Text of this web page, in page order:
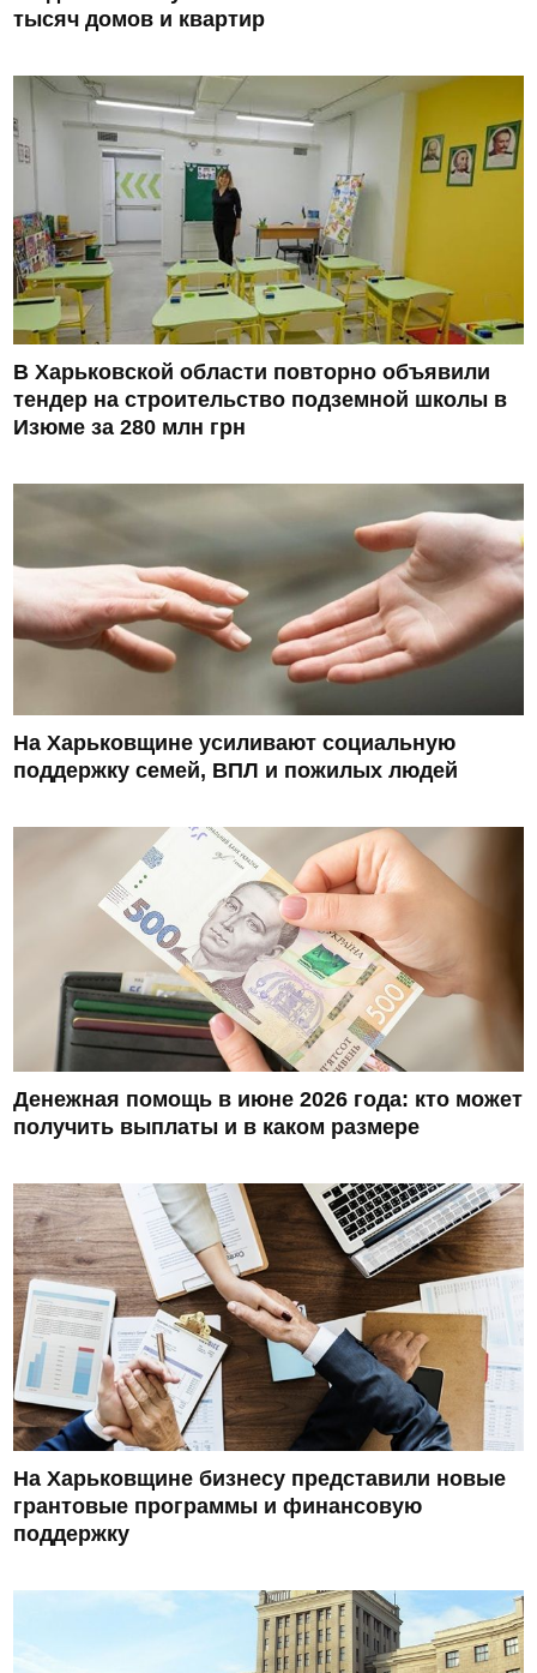
тысяч домов и квартир
В Харьковской области повторно объявили
тендер на строительство подземной школы в
Изюме за 280 млн грн
На Харьковщине усиливают социальную
поддержку семей, ВПЛ и пожилых людей
Денежная помощь в июне 2026 года: кто может
получить выплаты и в каком размере
На Харьковщине бизнесу представили новые
грантовые программы и финансовую
поддержку